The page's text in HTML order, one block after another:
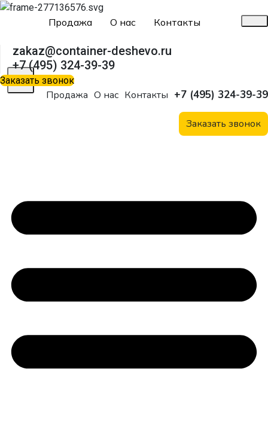
Продажа О нас Контакты
X
zakaz@container-deshevo.ru
+7 (495) 324-39-39
Заказать звонок
Продажа О нас Контакты +7 (495) 324-39-39
Заказать звонок